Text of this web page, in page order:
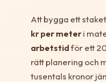
Att bygga ett
kr per meteri
arbetstidför ett
rätt planering och
tusentals kronor